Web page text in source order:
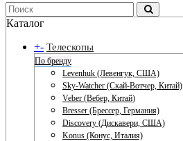
Каталог
+- Телескопы
По бренду
Levenhuk (Левенгук, США)
Sky-Watcher (Скай-Вотчер, Китай)
Veber (Вебер, Китай)
Bresser (Брессер, Германия)
Discovery (Дискавери, США)
Konus (Конус, Италия)